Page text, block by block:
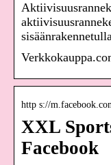
http s://
XXL
Facebook